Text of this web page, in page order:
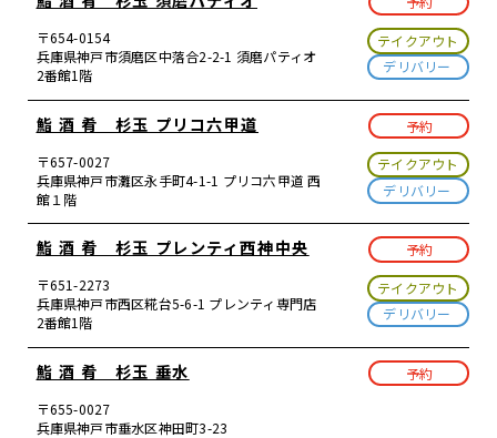
〒654-0154
兵庫県神戸市須磨区中落合2-2-1 須磨パティオ
2番館1階
テイクアウト
デリバリー
鮨 酒 肴 杉玉 プリコ六甲道
予約
〒657-0027
兵庫県神戸市灘区永手町4-1-1 プリコ六甲道 西
館１階
テイクアウト
デリバリー
鮨 酒 肴 杉玉 プレンティ西神中央
予約
〒651-2273
兵庫県神戸市西区糀台5-6-1 プレンティ専門店
2番館1階
テイクアウト
デリバリー
鮨 酒 肴 杉玉 垂水
予約
〒655-0027
兵庫県神戸市垂水区神田町3-23